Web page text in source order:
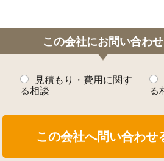
この会社にお問い合わせ
見積もり・費用に関す
る相談
る